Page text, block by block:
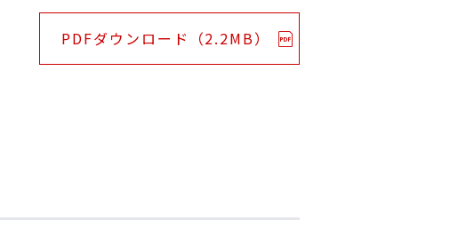
PDFダウンロード（2.2MB）